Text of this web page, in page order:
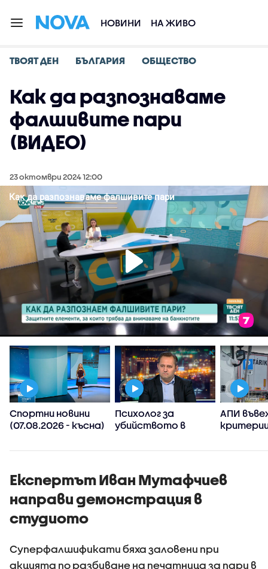
НОВИНИ НА ЖИВО
ТВОЯТ ДЕН БЪЛГАРИЯ ОБЩЕСТВО
Как да разпознаваме
фалшивите пари
(ВИДЕО)
23 октомври 2024 12:00
Спортни новини
(07.08.2026 - късна)
Психолог за
убийството в
Възрастните
примерите за
агресивно
поведение
АПИ
Експертът Иван Мутафчиев
направи демонстрация в
студиото
Суперфалшификати бяха заловени при
акцията по разбиване на печатница за пари в